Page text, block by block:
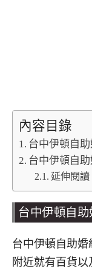
內容目錄
台中伊頓自
台中伊頓自
延伸閱讀
台中伊頓自
台中伊頓自助婚
附近就有百貨